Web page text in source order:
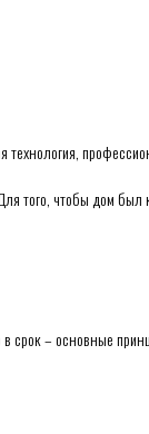
того, чтобы дом
в срок – основные